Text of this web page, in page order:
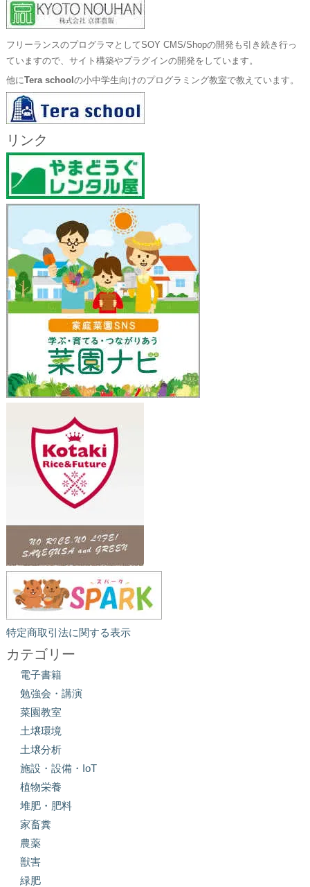
フリーランスのプログラマとしてSOY CMS/Shopの開発も引き続き行っ
ていますので、サイト構築やプラグインの開発をしています。
他にTera school の小中学生向けのプログラミング教室で教えています。
リンク
特定商取引法に関する表示
カテゴリー
電子書籍
勉強会・講演
菜園教室
土壌環境
土壌分析
施設・設備・IoT
植物栄養
堆肥・肥料
家畜糞
農薬
獣害
緑肥